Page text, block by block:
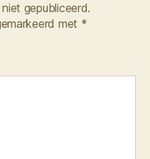
gepubliceerd.
met *